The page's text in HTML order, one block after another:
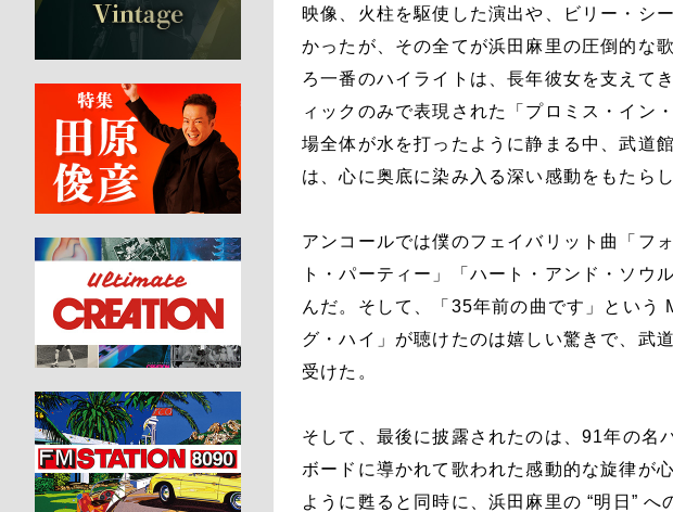
映像、火柱を駆使した演出や、ビリー・シ
かったが、その全てが浜田麻里の圧倒的な
ろ一番のハイライトは、長年彼女を支えて
ィックのみで表現された「プロミス・イン
場全体が水を打ったように静まる中、武道
は、心に奥底に染み入る深い感動をもたらし
アンコールでは僕のフェイバリット曲「フ
ト・パーティー」「ハート・アンド・ソウ
んだ。そして、「35年前の曲です」という
グ・ハイ」が聴けたのは嬉しい驚きで、武
受けた。
そして、最後に披露されたのは、91年の名
ボードに導かれて歌われた感動的な旋律が
ように甦ると同時に、浜田麻里の “明日”